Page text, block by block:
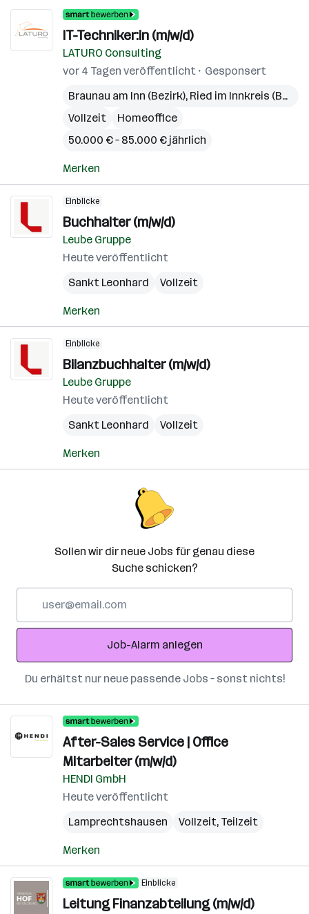
IT-Techniker:in (m/w/d)
LATURO Consulting
vor 4 Tagen veröffentlicht
Gesponsert
Braunau am Inn (Bezirk), Ried im Innkreis (Bezirk)
Vollzeit
Homeoffice
50.000 € – 85.000 € jährlich
Merken
Einblicke
Buchhalter (m/w/d)
Leube Gruppe
Heute veröffentlicht
Sankt Leonhard
Vollzeit
Merken
Einblicke
Bilanzbuchhalter (m/w/d)
Leube Gruppe
Heute veröffentlicht
Sankt Leonhard
Vollzeit
Merken
Sollen wir dir neue Jobs für genau diese
Suche schicken?
Adresse
Job-Alarm anlegen
Du erhältst nur neue passende Jobs – sonst nichts!
After-Sales Service | Office
Mitarbeiter (m/w/d)
HENDI GmbH
Heute veröffentlicht
Lamprechtshausen
Vollzeit, Teilzeit
Merken
Einblicke
Leitung Finanzabteilung (m/w/d)